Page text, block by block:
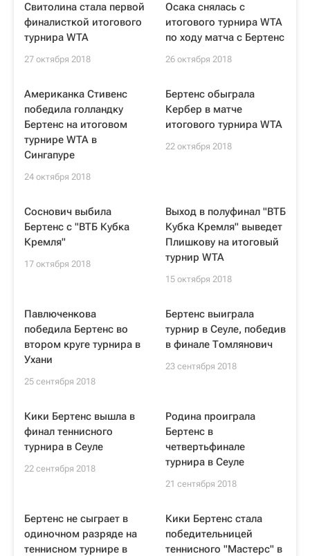
Свитолина стала первой
финалисткой итогового
турнира WTA
27 октября 2018
Осака снялась с
итогового турнира WTA
по ходу матча с Бертенс
26 октября 2018
Американка Стивенс
победила голландку
Бертенс на итоговом
турнире WTA в
Сингапуре
24 октября 2018
Бертенс обыграла
Кербер в матче
итогового турнира WTA
22 октября 2018
Соснович выбила
Бертенс с "ВТБ Кубка
Кремля"
17 октября 2018
Выход в полуфинал "ВТБ
Кубка Кремля" выведет
Плишкову на итоговый
турнир WTA
15 октября 2018
Павлюченкова
победила Бертенс во
втором круге турнира в
Ухани
25 сентября 2018
Бертенс выиграла
турнир в Сеуле, победив
в финале Томлянович
23 сентября 2018
Кики Бертенс вышла в
финал теннисного
турнира в Сеуле
22 сентября 2018
Родина проиграла
Бертенс в
четвертьфинале
турнира в Сеуле
21 сентября 2018
Бертенс не сыграет в
одиночном разряде на
теннисном турнире в
Кики Бертенс стала
победительницей
теннисного "Мастерс" в